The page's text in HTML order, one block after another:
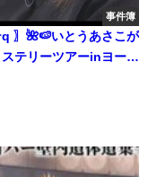
事件簿
q 〗🌺🍉いとうあさこが
テリーツアーinヨーロ